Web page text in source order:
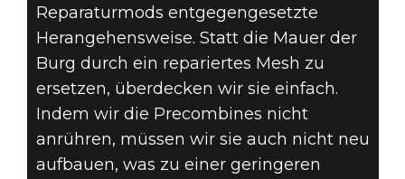
Reparaturmods entgegengesetzte
Herangehensweise. Statt die Mauer der
Burg durch ein repariertes Mesh zu
ersetzen, überdecken wir sie einfach.
Indem wir die Precombines nicht
anrühren, müssen wir sie auch nicht neu
aufbauen, was zu einer geringeren